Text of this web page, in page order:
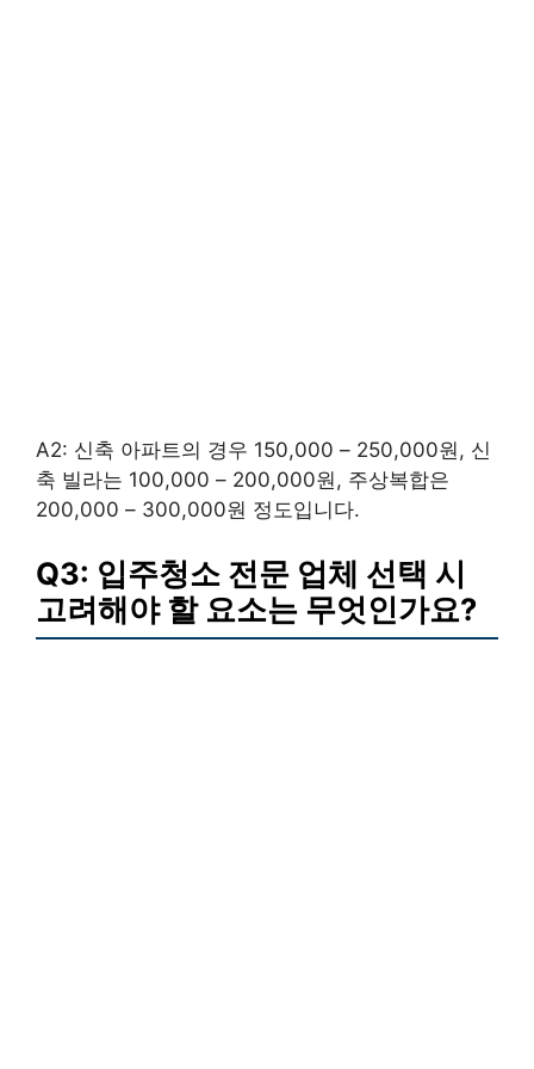
A2: 신축 아파트의 경우 150,000 – 250,000원, 신
축 빌라는 100,000 – 200,000원, 주상복합은
200,000 – 300,000원 정도입니다.
Q3: 입주청소 전문 업체 선택 시
고려해야 할 요소는 무엇인가요?